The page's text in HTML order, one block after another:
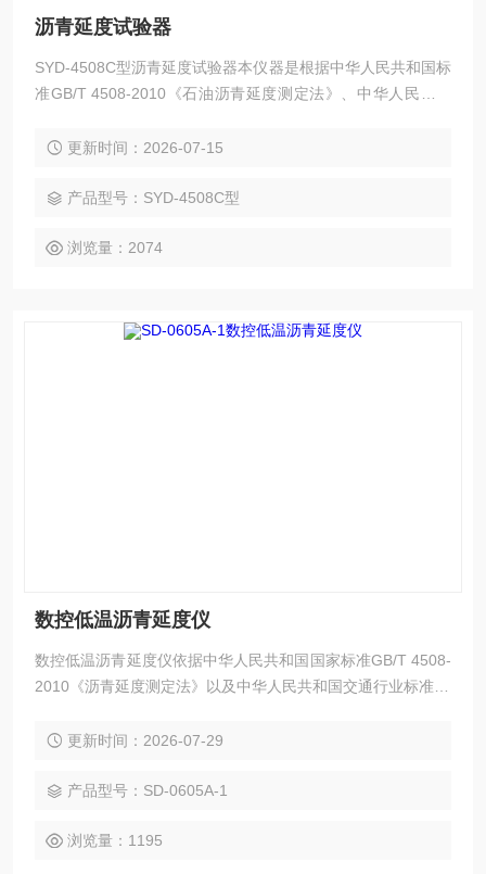
沥青延度试验器
SYD-4508C型沥青延度试验器本仪器是根据中华人民共和国标
准GB/T 4508-2010《石油沥青延度测定法》、中华人民共和
规程》中的T 0605-2011《沥青延度试验》规定的要求设计
更新时间：2026-07-15
产品型号：SYD-4508C型
浏览量：2074
数控低温沥青延度仪
数控低温沥青延度仪依据中华人民共和国国家标准GB/T 4508-
2010《沥青延度测定法》以及中华人民共和国交通行业标准JT
05-2011《沥青延度试验》中的技术要求和有关规定研发制
更新时间：2026-07-29
产品型号：SD-0605A-1
浏览量：1195